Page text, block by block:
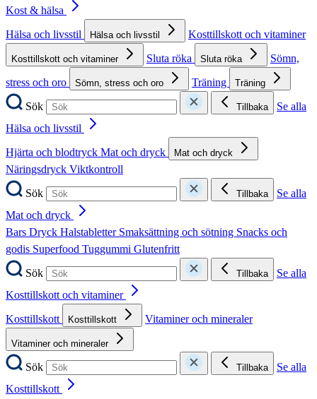
Kost & hälsa
Hälsa och livsstil
Hälsa och livsstil Kosttillskott och vitaminer
Kosttillskott och vitaminer Sluta röka Sluta röka
Sömn,
stress och oro
Sömn, stress och oro Träning Träning
Sök Tillbaka
Se alla
Hälsa och livsstil
Hjärta och blodtryck Mat och dryck Mat och dryck
Näringsdryck Viktkontroll
Sök
Tillbaka
Se alla
Mat och dryck
Bars Dryck Halstabletter Smaksättning och sötning Snacks och
godis Superfood Tuggummi Glutenfritt
Sök
Tillbaka
Se alla
Kosttillskott och vitaminer
Kosttillskott
Kosttillskott Vitaminer och mineraler
Vitaminer och mineraler
Sök Tillbaka
Se alla
Kosttillskott